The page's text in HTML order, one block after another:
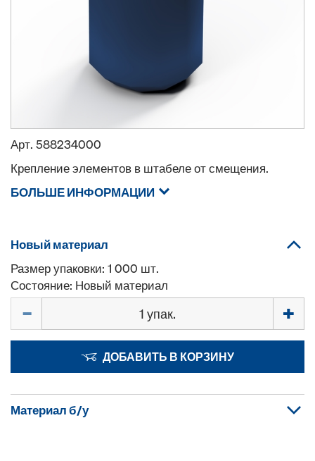
Арт. 588234000
Крепление элементов в штабеле от смещения.
БОЛЬШЕ ИНФОРМАЦИИ
Новый материал
Размер упаковки: 1 000 шт.
Состояние: Новый материал
ДОБАВИТЬ В КОРЗИНУ
Материал б/у